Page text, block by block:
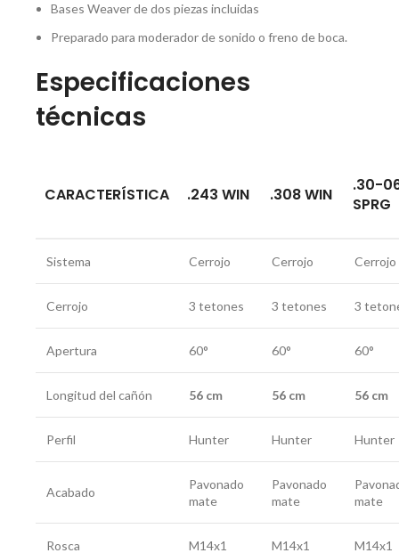
Bases Weaver de dos piezas incluidas
Preparado para moderador de sonido o freno de boca.
Especificaciones
técnicas
CARACTERÍSTICA .243 WIN .308 WIN
.30-
SPRG
Sistema Cerrojo Cerrojo Cerrojo
Cerrojo 3 tetones 3 tetones 3
Apertura 60° 60° 60°
Longitud del cañón 56 cm 56 cm 56 cm
Perfil Hunter Hunter Hunter
Acabado
Pavonado
mate
Pavonado
mate
mate
Rosca M14x1 M14x1 M14x1